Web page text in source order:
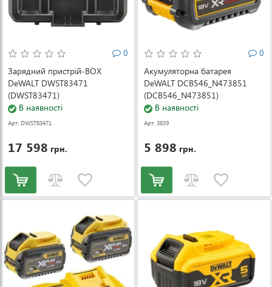
0
Зарядний пристрій-BOX
DeWALT DWST83471
(DWST83471)
В наявності
Арт: DWST83471
17 598 грн.
0
Акумуляторна батарея
DeWALT DCB546_N473851
(DCB546_N473851)
В наявності
Арт: 3839
5 898 грн.